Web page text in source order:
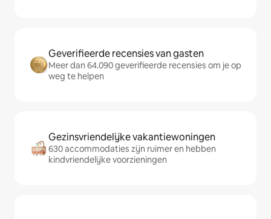
Geverifieerde recensies van gasten
Meer dan 64.090 geverifieerde recensies om je op
weg te helpen
Gezinsvriendelijke vakantiewoningen
630 accommodaties zijn ruimer en hebben
kindvriendelijke voorzieningen